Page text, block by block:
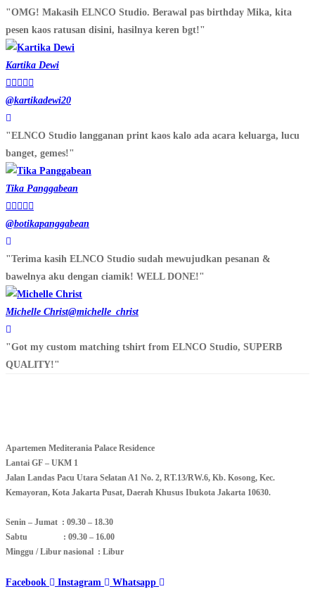
"OMG! Makasih ELNCO Studio. Berawal pas birthday Mika, kita
pesen kaos ratusan disini, hasilnya keren bgt!"
Kartika Dewi
    
@kartikadewi20
"ELNCO Studio langganan print kaos kalo ada acara keluarga, lucu
banget, gemes!"
Tika Panggabean
    
@botikapanggabean
"Terima kasih ELNCO Studio sudah mewujudkan pesanan &
bawelnya aku dengan ciamik! WELL DONE!"
Michelle Christ@michelle_christ
"Got my custom matching tshirt from ELNCO Studio, SUPERB
QUALITY!"
Apartemen Mediterania Palace Residence
Lantai GF – UKM 1
Jalan Landas Pacu Utara Selatan A1 No. 2, RT.13/RW.6, Kb. Kosong, Kec.
Kemayoran, Kota Jakarta Pusat, Daerah Khusus Ibukota Jakarta 10630.
Senin – Jumat : 09.30 – 18.30
Sabtu : 09.30 – 16.00
Minggu / Libur nasional : Libur
Facebook Instagram Whatsapp